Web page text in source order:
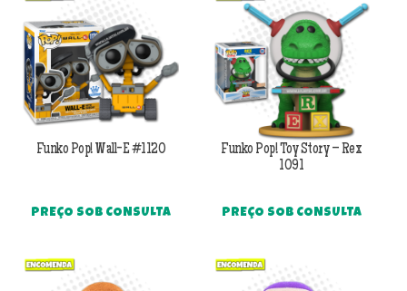
Funko Pop! Wall-E #1120
PREÇO SOB CONSULTA
Funko Pop! Toy Story – Rex
1091
PREÇO SOB CONSULTA